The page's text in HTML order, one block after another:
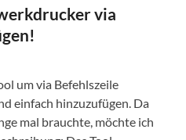
via
um via Befehlszeile
einfach hinzuzufügen. Da
mal brauchte, möchte ich